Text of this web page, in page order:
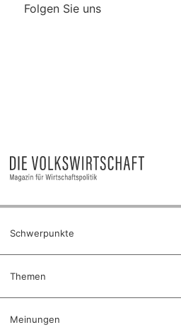
Folgen Sie uns
Schwerpunkte
Themen
Meinungen